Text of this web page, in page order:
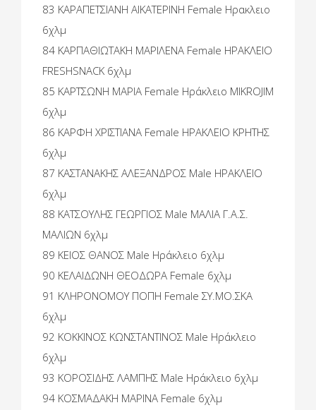
83 ΚΑΡΑΠΕΤΣΙΑΝΗ ΑΙΚΑΤΕΡΙΝΗ Female Ηρακλειο
6χλμ
84 ΚΑΡΠΑΘΙΩΤΑΚΗ ΜΑΡΙΛΕΝΑ Female ΗΡΑΚΛΕΙΟ
FRESHSNACK 6χλμ
85 ΚΑΡΤΣΩΝΗ ΜΑΡΙΑ Female Ηράκλειο MIKROJIM
6χλμ
86 ΚΑΡΦΗ ΧΡΙΣΤΙΑΝΑ Female ΗΡΑΚΛΕΙΟ ΚΡΗΤΗΣ
6χλμ
87 ΚΑΣΤΑΝΑΚΗΣ ΑΛΕΞΑΝΔΡΟΣ Male ΗΡΑΚΛΕΙΟ
6χλμ
88 ΚΑΤΣΟΥΛΗΣ ΓΕΩΡΓΙΟΣ Male ΜΑΛΙΑ Γ.Α.Σ.
ΜΑΛΙΩΝ 6χλμ
89 ΚΕΙΟΣ ΘΑΝΟΣ Male Ηράκλειο 6χλμ
90 ΚΕΛΑΙΔΩΝΗ ΘΕΟΔΩΡΑ Female 6χλμ
91 ΚΛΗΡΟΝΟΜΟΥ ΠΟΠΗ Female ΣΥ.ΜΟ.ΣΚΑ
6χλμ
92 ΚΟΚΚΙΝΟΣ ΚΩΝΣΤΑΝΤΙΝΟΣ Male Ηράκλειο
6χλμ
93 ΚΟΡΟΣΙΔΗΣ ΛΑΜΠΗΣ Male Ηράκλειο 6χλμ
94 ΚΟΣΜΑΔΑΚΗ ΜΑΡΙΝΑ Female 6χλμ